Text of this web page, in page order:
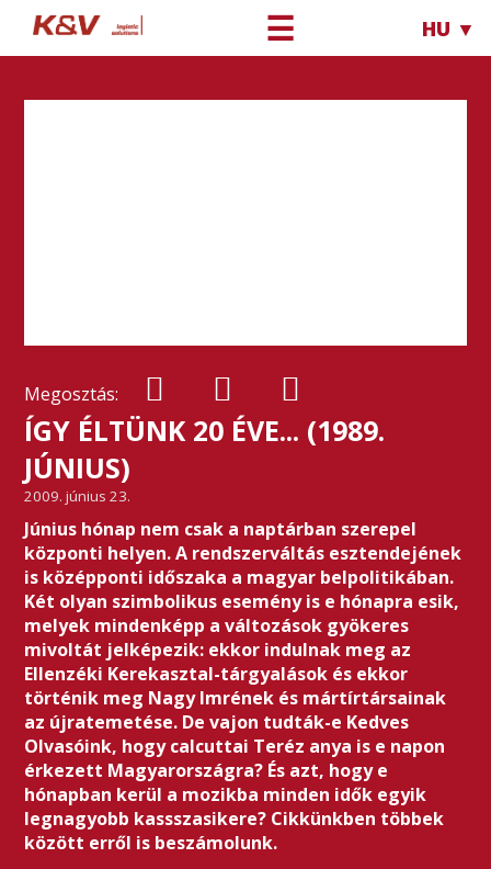
☰ HU ▼
Megosztás:
ÍGY ÉLTÜNK 20 ÉVE... (1989.
JÚNIUS)
2009. június 23.
Június hónap nem csak a naptárban szerepel
központi helyen. A rendszerváltás esztendejének
is középponti időszaka a magyar belpolitikában.
Két olyan szimbolikus esemény is e hónapra esik,
melyek mindenképp a változások gyökeres
mivoltát jelképezik: ekkor indulnak meg az
Ellenzéki Kerekasztal-tárgyalások és ekkor
történik meg Nagy Imrének és mártírtársainak
az újratemetése. De vajon tudták-e Kedves
Olvasóink, hogy calcuttai Teréz anya is e napon
érkezett Magyarországra? És azt, hogy e
hónapban kerül a mozikba minden idők egyik
legnagyobb kassszasikere? Cikkünkben többek
között erről is beszámolunk.